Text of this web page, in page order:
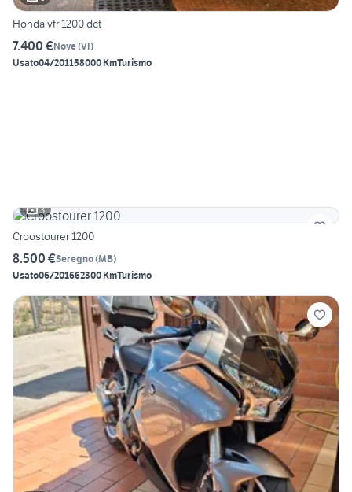
Honda vfr 1200 dct
7.400 €Nove(VI)
Usato04/201158000 KmTurismo
3
Croostourer 1200
8.500 €Seregno(MB)
Usato06/201662300 KmTurismo